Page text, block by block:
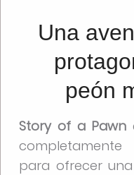
Una
peón
Story of a Pawn
para ofrecer una